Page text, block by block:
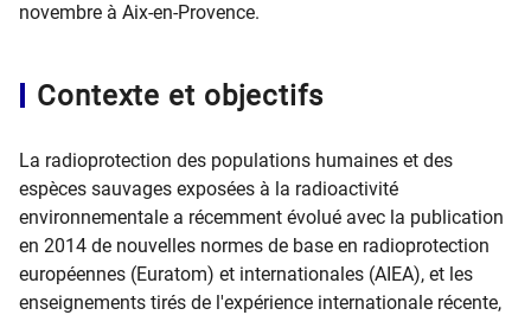
novembre à Aix-en-Provence.
Contexte et objectifs
La radioprotection des populations humaines et des
espèces sauvages exposées à la radioactivité
environnementale a récemment évolué avec la publication
en 2014 de nouvelles normes de base en radioprotection
européennes (Euratom) et internationales (AIEA), et les
enseignements tirés de l'expérience internationale récente,